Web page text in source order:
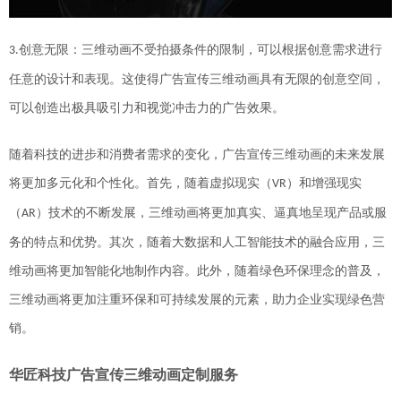
3.创意无限：三维动画不受拍摄条件的限制，可以根据创意需求进行
任意的设计和表现。这使得广告宣传三维动画具有无限的创意空间，
可以创造出极具吸引力和视觉冲击力的广告效果。
随着科技的进步和消费者需求的变化，广告宣传三维动画的未来发展
将更加多元化和个性化。首先，随着虚拟现实（VR ）和增强现实
（AR ）技术的不断发展，三维动画将更加真实、逼真地呈现产品或服
务的特点和优势。其次，随着大数据和人工智能技术的融合应用，三
维动画将更加智能化地制作内容。此外，随着绿色环保理念的普及，
三维动画将更加注重环保和可持续发展的元素，助力企业实现绿色营
销。
华匠科技广告宣传三维动画定制服务